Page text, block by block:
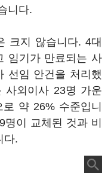
니다.
크지 않습니다. 4대
임기가 만료되는 사
선임 안건을 처리했
사외이사 23명 가운
약 26% 수준입니
이 교체된 것과 비
다.